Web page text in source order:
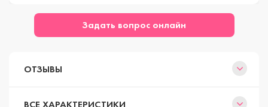
Задать вопрос онлайн
ОТЗЫВЫ
ВСЕ ХАРАКТЕРИСТИКИ